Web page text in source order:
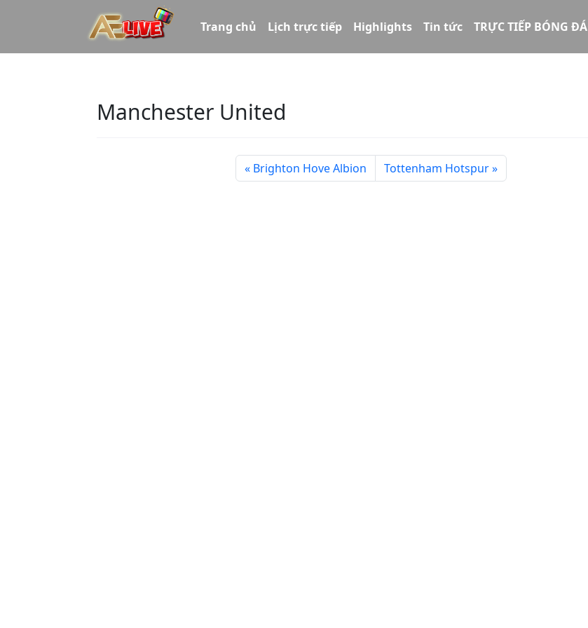
Trang chủ Lịch trực tiếp Highlights Tin tức TRỰC TIẾP BÓNG ĐÁ
Manchester United
Brighton Hove Albion Tottenham Hotspur